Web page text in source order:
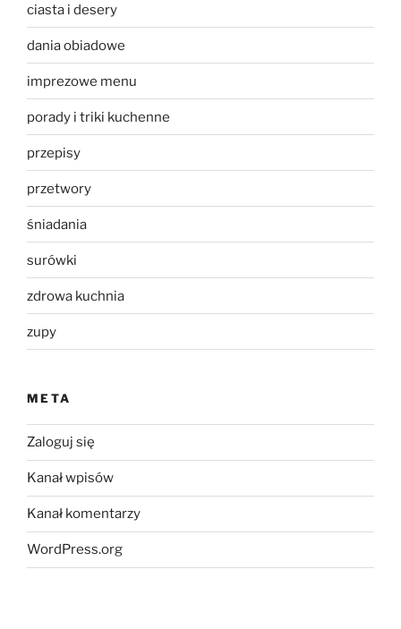
ciasta i desery
dania obiadowe
imprezowe menu
porady i triki kuchenne
przepisy
przetwory
śniadania
surówki
zdrowa kuchnia
zupy
META
Zaloguj się
Kanał wpisów
Kanał komentarzy
WordPress.org